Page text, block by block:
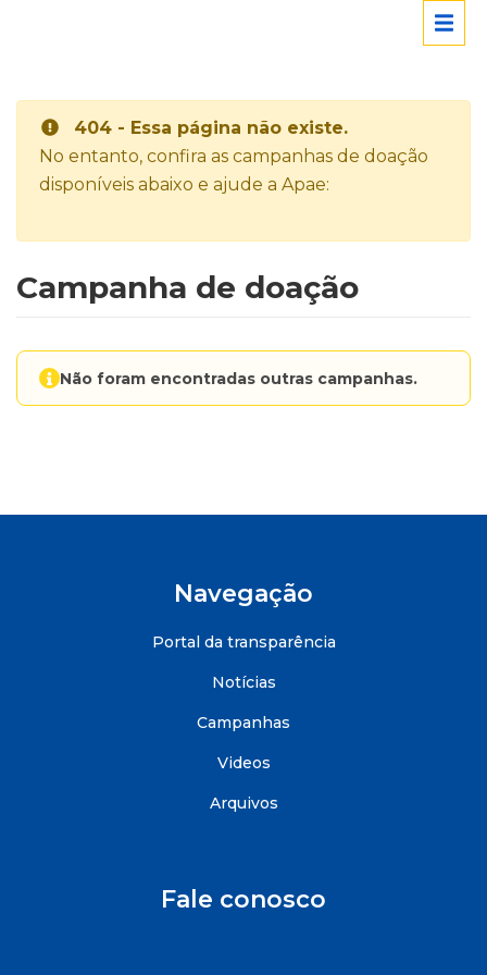
404 - Essa página não existe.
No entanto, confira as campanhas de doação
disponíveis abaixo e ajude a Apae:
Campanha de doação
Não foram encontradas outras campanhas.
Navegação
Portal da transparência
Notícias
Campanhas
Videos
Arquivos
Fale conosco